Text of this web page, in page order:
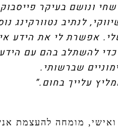
ונושם בעיקר
לנתיב נטוורקינג
אפשרת לי את הידע
כדי להשתלב בהם עם
שברשותי.
עלייך בחום.”
מומחה להעצמת